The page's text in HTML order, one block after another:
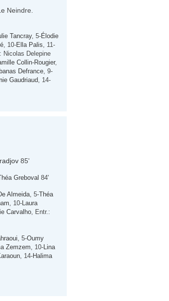
Neindre.
Tancray, 5-Élodie
, 10-Ella Palis , 11-
Nicolas Delepine
Collin-Rougier,
Defrance , 9-
Gaudriaud , 14-
85'
Greboval 84'
Almeida , 5-Théa
, 10- Laura
Carvalho , Entr.:
, 5-Oumy
Zemzem , 10- Lina
, 14-Halima